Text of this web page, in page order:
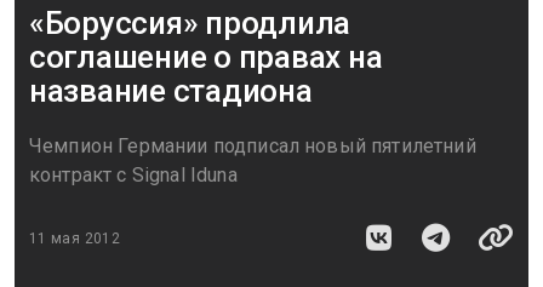
«Боруссия» продлила
соглашение о правах на
название стадиона
Чемпион Германии подписал новый пятилетний
контракт с Signal Iduna
11 мая 2012